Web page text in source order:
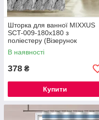
Шторка для ванної MIXXUS
SCT-009-180x180 з
поліестеру (Візерунок
"Мармур") (AC3579)
В наявності
378 ₴
Купити